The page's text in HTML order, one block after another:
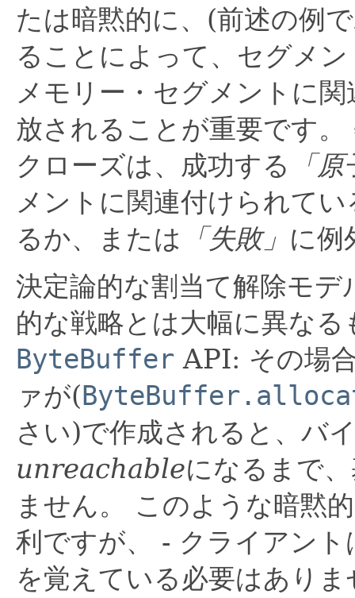
たは暗黙的に、(前述の例
ることによって、セグメ
メモリー・セグメントに
放されることが重要です。
クローズは、成功する
「
メントに関連付けられて
るか、または 「失敗」 に例
決定論的な割当て解除モ
的な戦略とは大幅に異な
ByteBuffer API: その場
ァが(
さい)で作成されると、バ
unreachableになるまで
ません。
このような暗黙
利ですが、 - クライアント
を覚えている必要はあり